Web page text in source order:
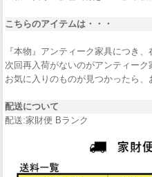
こちらのアイテムは・・・
『本物』アンティーク家具につき、
次回再入荷がないのがアンティーク
お気に入りのものが見つかったら
配送について
配送:家財便 Bランク